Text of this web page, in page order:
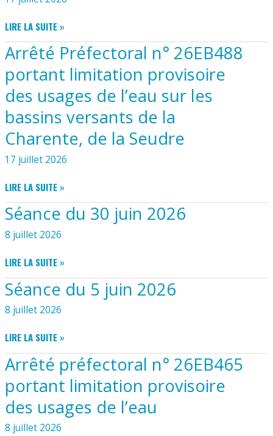
D’UNE
GRILLAGÉE
ARRÊTÉ
PRÉFECTORAL
N°
26EB498
–
ALERTE
RENFORCÉE
–
PORTANT
LIMITATION
PROVISOIRE
USAGES
DE
L’EAU
LE
DE
LA
CHARENTE
MARITIME
LIRE LA SUITE »
Arrêté Préfectoral n° 26EB488
portant limitation provisoire
des usages de l’eau sur les
bassins versants de la
Charente, de la Seudre
17 juillet 2026
ARRÊTÉ
PRÉFECTORAL
N°
PORTANT
PROVISOIRE
DES
USAGES
DE
SUR
BASSINS
VERSANTS
DE
LA
CHARENTE,
DE
LIRE LA SUITE »
Séance du 30 juin 2026
8 juillet 2026
SÉANCE
DU
30
2026
LIRE LA SUITE »
Séance du 5 juin 2026
8 juillet 2026
SÉANCE
DU
5
2026
LIRE LA SUITE »
Arrêté préfectoral n° 26EB465
portant limitation provisoire
des usages de l’eau
8 juillet 2026